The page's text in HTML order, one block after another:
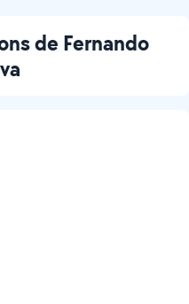
de Fernando